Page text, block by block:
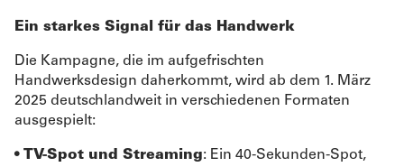
Ein starkes Signal für das Handwerk
Die Kampagne, die im aufgefrischten
Handwerksdesign daherkommt, wird ab dem 1. März
2025 deutschlandweit in verschiedenen Formaten
ausgespielt:
• TV-Spot und Streaming: Ein 40-Sekunden-Spot,